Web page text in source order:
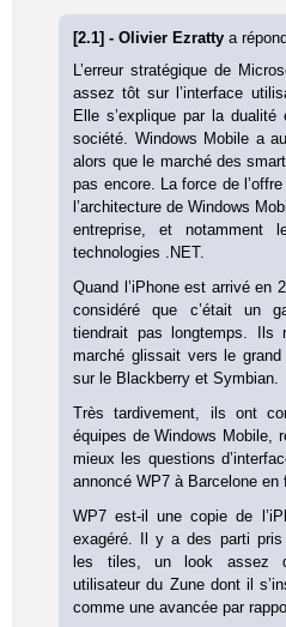
[2.1] - Olivier Ezrattya
L’erreur stratégique de
assez tôt sur l’interface
Elle s’explique par la
société. Windows Mobile a
alors que le marché des
pas encore. La force de
l’architecture de Windows
entreprise, et notamment
technologies .NET.
Quand l’iPhone est arrivé en
considéré que c’était un
tiendrait pas longtemps. Ils
marché glissait vers le grand
sur le Blackberry et Symbian.
Très tardivement, ils ont
équipes de Windows Mobile,
mieux les questions
annoncé WP7 à Barcelone en
WP7 est-il une copie de
exagéré. Il y a des parti
les tiles, un look assez
utilisateur du Zune dont il
comme une avancée par